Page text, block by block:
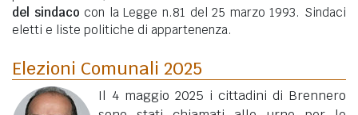
del sindaco con la Legge n.81 del 25 marzo 1993. Sindaci
eletti e liste politiche di appartenenza.
Elezioni Comunali 2025
Il 4 maggio 2025 i cittadini di Brennero